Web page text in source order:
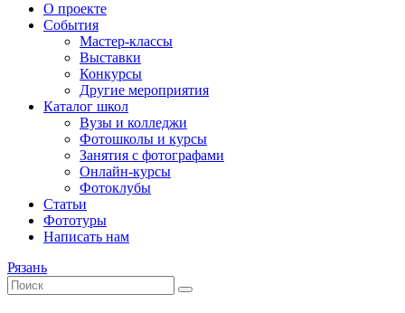
О проекте
События
Мастер-классы
Выставки
Конкурсы
Другие мероприятия
Каталог школ
Вузы и колледжи
Фотошколы и курсы
Занятия с фотографами
Онлайн-курсы
Фотоклубы
Статьи
Фототуры
Написать нам
Рязань